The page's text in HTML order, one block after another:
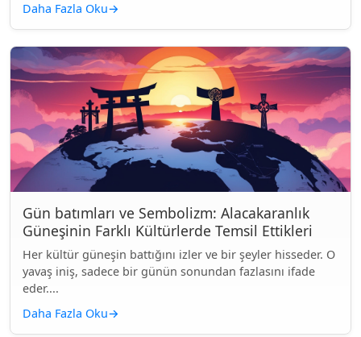
Daha Fazla Oku→
Gün batımları ve Sembolizm: Alacakaranlık
Güneşinin Farklı Kültürlerde Temsil Ettikleri
Her kültür güneşin battığını izler ve bir şeyler hisseder. O
yavaş iniş, sadece bir günün sonundan fazlasını ifade
eder....
Daha Fazla Oku→